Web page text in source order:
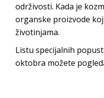
održivosti. Kada je
organske proizvode
životinjama.
Listu specijalnih
oktobra možete